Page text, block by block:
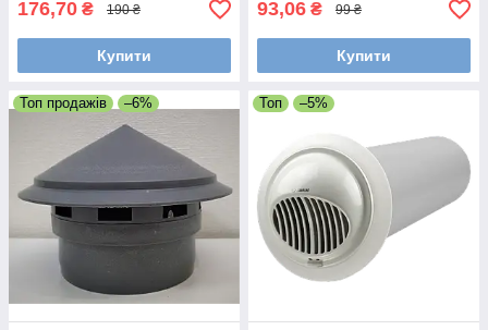
176,70 ₴ 190 ₴
Купити
93,06 ₴ 99 ₴
Купити
Топ продажів –6% Топ –5%